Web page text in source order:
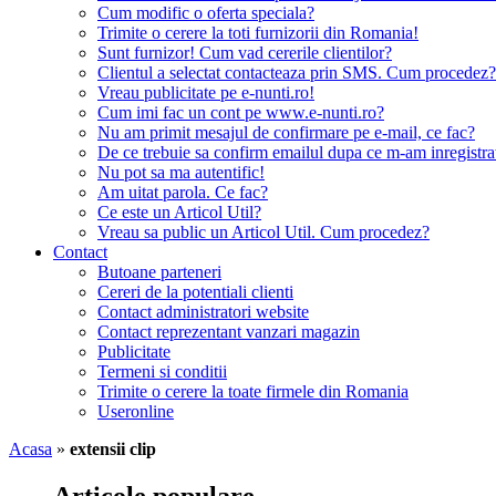
Cum modific o oferta speciala?
Trimite o cerere la toti furnizorii din Romania!
Sunt furnizor! Cum vad cererile clientilor?
Clientul a selectat contacteaza prin SMS. Cum procedez?
Vreau publicitate pe e-nunti.ro!
Cum imi fac un cont pe www.e-nunti.ro?
Nu am primit mesajul de confirmare pe e-mail, ce fac?
De ce trebuie sa confirm emailul dupa ce m-am
Nu pot sa ma autentific!
Am uitat parola. Ce fac?
Ce este un Articol Util?
Vreau sa public un Articol Util. Cum procedez?
Contact
Butoane parteneri
Cereri de la potentiali clienti
Contact administratori website
Contact reprezentant vanzari magazin
Publicitate
Termeni si conditii
Trimite o cerere la toate firmele din Romania
Useronline
Acasa » extensii clip